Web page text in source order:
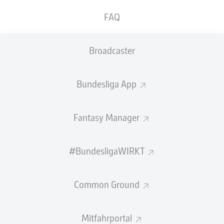
FAQ
Broadcaster
Bundesliga App
Fantasy Manager
#BundesligaWIRKT
Common Ground
Mitfahrportal
seinen Platz in der Bundesliga-Mannschaft erkämpft
Kaderplanung, proaktiv auf Timo zuzugehen, um seinen
umsetzen konnten, freut uns sehr", sagt Peter Knäbel,
Vorstand Sport und Kommunikation. "Timos Entwicklung
Verlängerung eine Herzensangelegenheit: "Jeder weiß,
wie sehr ich seit Kindheitstagen am Club hänge. Umso
und ein neues Erfolgskapitel mit Schalke zu schreiben."
Königsblau. Von 2007 bis 2013 schnürte der